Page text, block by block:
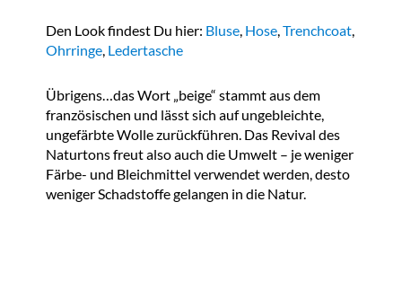
Den Look findest Du hier: Bluse Hose ,Trenchcoat
Ohrringe Ledertasche
Übrigens…das Wort „beige“ stammt aus dem
französischen und lässt sich auf ungebleichte,
ungefärbte Wolle zurückführen. Das Revival des
Naturtons freut also auch die Umwelt – je weniger
Färbe- und Bleichmittel verwendet werden, desto
weniger Schadstoffe gelangen in die Natur.